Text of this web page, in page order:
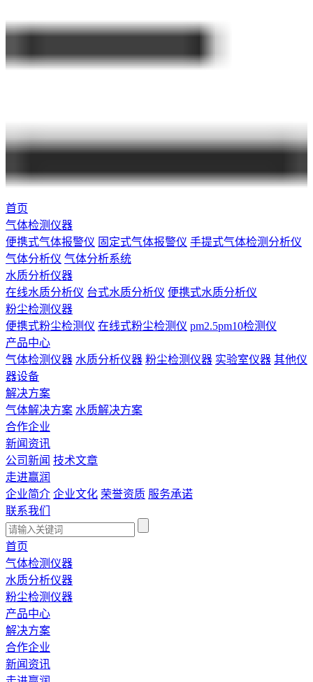
首页
气体检测仪器
便携式气体报警仪 固定式气体报警仪 手提式气体检测分析仪
气体分析仪 气体分析系统
水质分析仪器
在线水质分析仪 台式水质分析仪 便携式水质分析仪
粉尘检测仪器
便携式粉尘检测仪 在线式粉尘检测仪 pm2.5pm10检测仪
产品中心
气体检测仪器 水质分析仪器 粉尘检测仪器 实验室仪器 其他仪
器设备
解决方案
气体解决方案 水质解决方案
合作企业
新闻资讯
公司新闻 技术文章
走进赢润
企业简介 企业文化 荣誉资质 服务承诺
联系我们
首页
气体检测仪器
水质分析仪器
粉尘检测仪器
产品中心
解决方案
合作企业
新闻资讯